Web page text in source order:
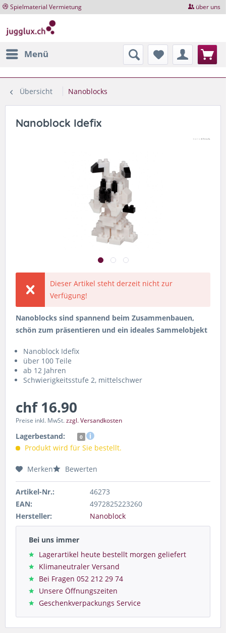
Spielmaterial Vermietung über uns
Menü
Übersicht Nanoblocks
Nanoblock Idefix
Dieser Artikel steht derzeit nicht zur
Verfügung!
Nanoblocks sind spannend beim Zusammenbauen,
schön zum präsentieren und ein ideales Sammelobjekt
Nanoblock Idefix
über 100 Teile
ab 12 Jahren
Schwierigkeitsstufe 2, mittelschwer
chf 16.90
Preise inkl. MwSt.zzgl. Versandkosten
Lagerbestand: 0
Produkt wird für Sie bestellt.
Merken Bewerten
Artikel-Nr.:
46273
EAN:
4972825223260
Hersteller:
Nanoblock
Bei uns immer
Lagerartikel heute bestellt morgen geliefert
Klimaneutraler Versand
Bei Fragen 052 212 29 74
Unsere Öffnungszeiten
Geschenkverpackungs Service